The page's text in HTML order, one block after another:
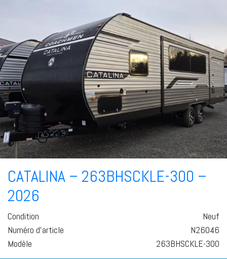
CATALINA – 263BHSCKLE-300 –
2026
Condition
Neuf
Numéro d'article
N26046
Modèle
263BHSCKLE-300